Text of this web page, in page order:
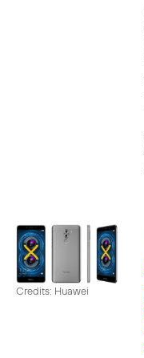
Credits: Huawei